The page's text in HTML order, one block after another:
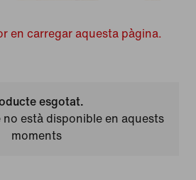
en carregar aquesta pàgina.
esgotat.
està disponible en aquests
moments